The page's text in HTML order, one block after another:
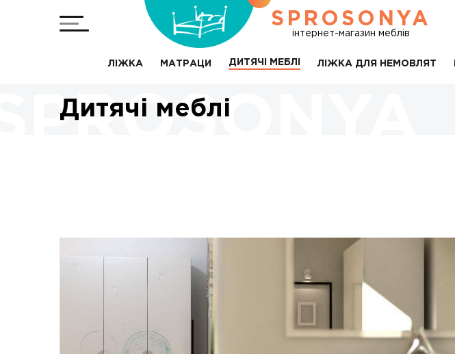
SPROSONYA
інтернет-магазин меблів
ЛІЖКА МАТРАЦИ ДИТЯЧІ МЕБЛІ ЛІЖКА ДЛЯ НЕМОВЛЯТ
Дитячі меблі